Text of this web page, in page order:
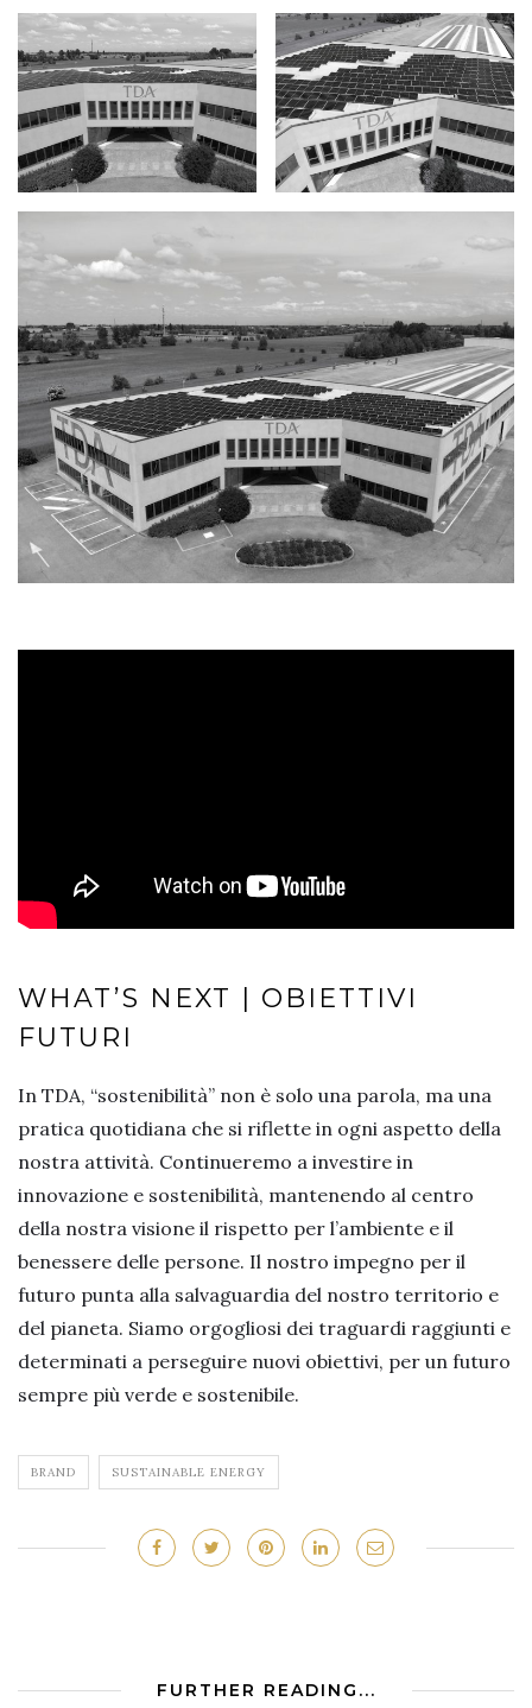
WHAT’S NEXT | OBIETTIVI
FUTURI
In TDA, “sostenibilità” non è solo una parola, ma una
pratica quotidiana che si riflette in ogni aspetto della
nostra attività. Continueremo a investire in
innovazione e sostenibilità, mantenendo al centro
della nostra visione il rispetto per l’ambiente e il
benessere delle persone. Il nostro impegno per il
futuro punta alla salvaguardia del nostro territorio e
del pianeta. Siamo orgogliosi dei traguardi raggiunti e
determinati a perseguire nuovi obiettivi, per un futuro
sempre più verde e sostenibile.
BRAND SUSTAINABLE ENERGY
FURTHER READING...